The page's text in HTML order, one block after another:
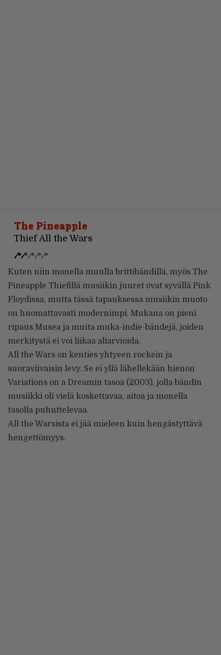
The Pineapple
Thief All the Wars
Kuten niin monella muulla brittibändillä, myös The
Pineapple Thiefillä musiikin juuret ovat syvällä Pink
Floydissa, mutta tässä tapauksessa musiikin muoto
on huomattavasti modernimpi. Mukana on pieni
ripaus Musea ja muita muka-indie-bändejä, joiden
merkitystä ei voi liikaa aliarvioida.
All the Wars on kenties yhtyeen rockein ja
suoraviivaisin levy. Se ei yllä lähellekään hienon
Variations on a Dreamin tasoa (2003), jolla bändin
musiikki oli vielä koskettavaa, aitoa ja monella
tasolla puhuttelevaa.
All the Warsista ei jää mieleen kuin hengästyttävä
hengettömyys.